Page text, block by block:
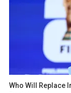
Who Will Replace